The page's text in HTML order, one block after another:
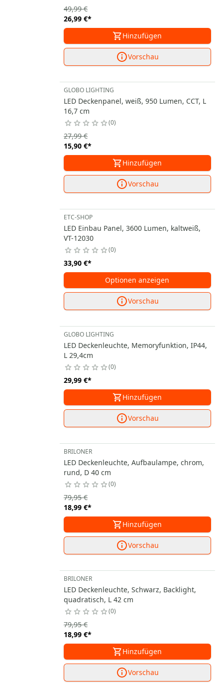
26,99 €*
49,99 €
Hinzufügen
Vorschau
GLOBO LIGHTING
LED Deckenpanel, weiß, 950 Lumen, CCT, L
16,7 cm
0
15,90 €*
27,99 €
Hinzufügen
Vorschau
ETC-SHOP
LED Einbau Panel, 3600 Lumen, kaltweiß,
VT-12030
0
33,90 €*
Optionen anzeigen
Vorschau
GLOBO LIGHTING
LED Deckenleuchte, Memoryfunktion, IP44,
L 29,4cm
0
29,99 €*
Hinzufügen
Vorschau
BRILONER
LED Deckenleuchte, Aufbaulampe, chrom,
rund, D 40 cm
0
18,99 €*
79,95 €
Hinzufügen
Vorschau
BRILONER
LED Deckenleuchte, Schwarz, Backlight,
quadratisch, L 42 cm
0
18,99 €*
79,95 €
Hinzufügen
Vorschau